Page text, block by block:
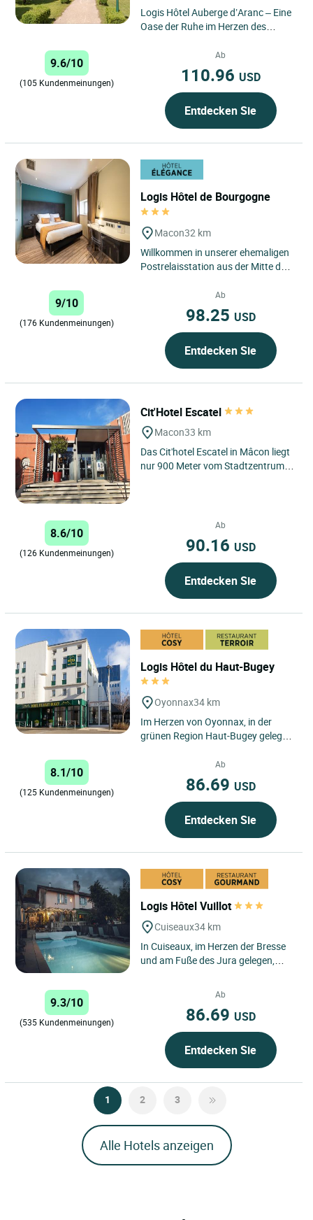
Logis Hôtel Auberge d’Aranc – Eine
Oase der Ruhe im Herzen des
Gastfreundschaft...
9.6/10
(105 Kundenmeinungen)
Ab
110.96 USD
Entdecken Sie
Logis Hôtel de Bourgogne
Macon32 km
Willkommen in unserer ehemaligen
Postrelaisstation aus der Mitte des
Mâcon. Ganz gleich...
9/10
(176 Kundenmeinungen)
Ab
98.25 USD
Entdecken Sie
Cit'Hotel Escatel
Macon33 km
Das Cit'hotel Escatel in Mâcon liegt
nur 900 Meter vom Stadtzentrum
8.6/10
(126 Kundenmeinungen)
Ab
90.16 USD
Entdecken Sie
Logis Hôtel du Haut-Bugey
Oyonnax34 km
Im Herzen von Oyonnax, in der
grünen Region Haut-Bugey gelegen,
Haut-Bugey durch seine...
8.1/10
(125 Kundenmeinungen)
Ab
86.69 USD
Entdecken Sie
Logis Hôtel Vuillot
Cuiseaux34 km
In Cuiseaux, im Herzen der Bresse
und am Fuße des Jura gelegen,
Aufenthalt. Hier beginnt...
9.3/10
(535 Kundenmeinungen)
Ab
86.69 USD
Entdecken Sie
1 2 3
Alle Hotels anzeigen